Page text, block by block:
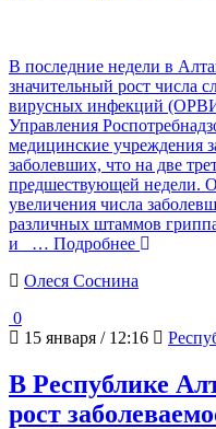
В последние недели в
значительный рост числа
вирусных инфекций
Управления
медицинские учреждения
заболевших, что на две
предшествующей недели.
увеличения числа
различных штаммов
и
… Подробнее
Олеся Соснина
0
15 января / 12:16
В Республике
рост